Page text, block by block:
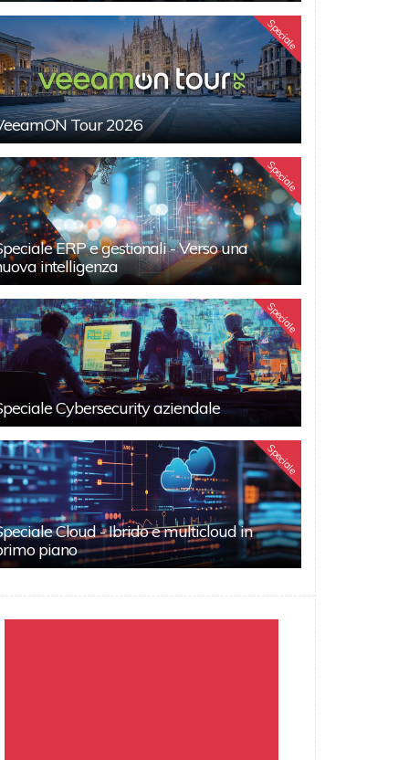
Speciale
Tour 2026
Speciale
ERP e gestionali - Verso una
intelligenza
Speciale
Cybersecurity aziendale
Speciale
Cloud - Ibrido e multicloud in
piano